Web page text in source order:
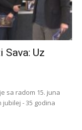
Sava: Uz
sa radom 15. juna
- 35 godina